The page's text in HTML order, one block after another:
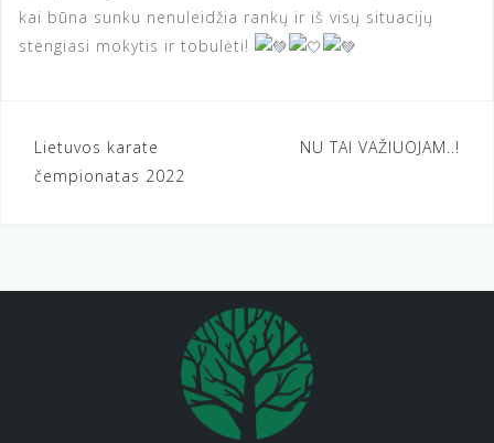
kai būna sunku nenuleidžia rankų ir iš visų situacijų
stengiasi mokytis ir tobulėti!
Navigacija
tarp
Lietuvos karate
čempionatas 2022
NU TAI VAŽIUOJAM..!